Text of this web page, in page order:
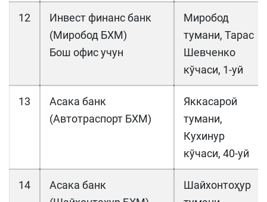
12
Инвест финанс банк
(Миробод БХМ)
Бош офис учун
Миробод
тумани, Тарас
Шевченко
кўчаси, 1-уй
13
Асака банк
(Автотраспорт БХМ)
Яккасарой
тумани,
Кухинур
кўчаси, 40-уй
14
Асака банк
Шайхонтоҳур